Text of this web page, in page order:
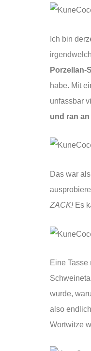
Ich bin
Porzellan-
habe. Mit
unfassbar
und ran an
Das war
ZACK!Es
Eine
wurde,
also
Wortwitze